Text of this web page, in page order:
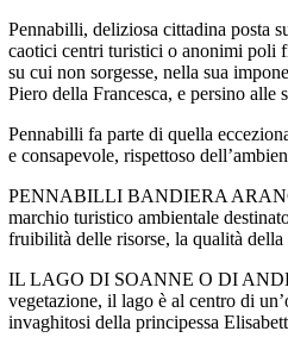
Pennabilli, deliziosa cittadina posta
caotici centri turistici o anonimi poli
su cui non sorgesse, nella sua
Piero della Francesca, e persino
Pennabilli fa parte di quella
e consapevole, rispettoso
PENNABILLI BANDIERA
marchio turistico ambientale
fruibilità delle risorse, la qualità
IL LAGO DI SOANNE O DI
vegetazione, il lago è al centro di
invaghitosi della principessa